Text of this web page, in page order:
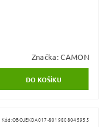
Značka:CAMON
Kód:OBOJEKDA017-8019808045955